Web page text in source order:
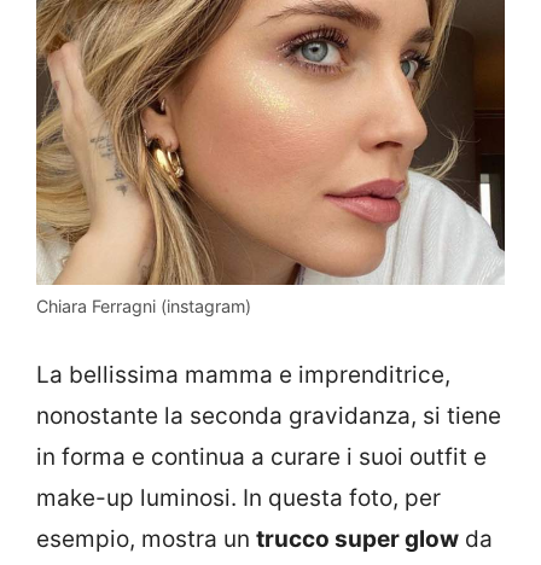
Chiara Ferragni (instagram)
La bellissima mamma e imprenditrice,
nonostante la seconda gravidanza, si tiene
in forma e continua a curare i suoi outfit e
make-up luminosi. In questa foto, per
esempio, mostra un trucco super glow da